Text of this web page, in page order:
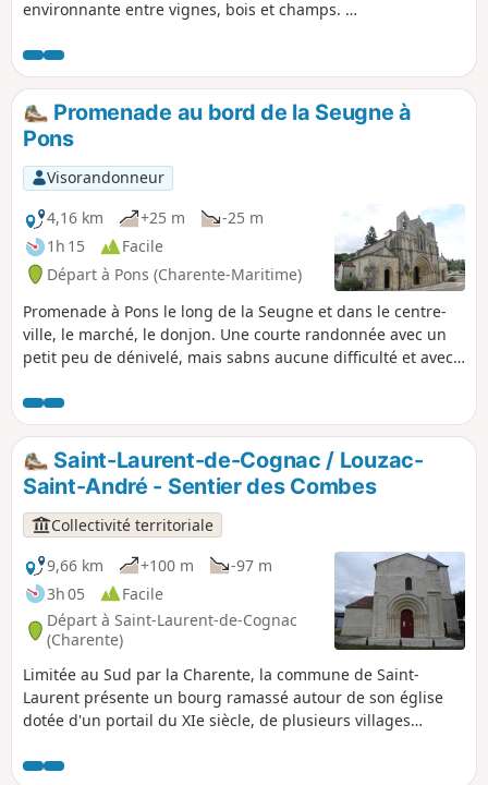
environnante entre vignes, bois et champs. Le
dans la ville de Pons et d'en saisir les divers
aspects avec pour point d'orgue son
esplanande, son château et son donjon.
Promenade au bord de la Seugne à
Pons
Visorandonneur
4,16 km
+25 m
-25 m
1h 15
Facile
Départ à Pons (Charente-Maritime)
Promenade à Pons le long de la Seugne et dans le centre-
ville, le marché, le donjon. Une courte randonnée avec un
petit peu de dénivelé, mais sabns aucune difficulté et avec
Saint-Laurent-de-Cognac / Louzac-
Saint-André - Sentier des Combes
Collectivité territoriale
9,66 km
+100 m
-97 m
3h 05
Facile
Départ à Saint-Laurent-de-Cognac
(Charente)
Limitée au Sud par la Charente, la commune de Saint-
Laurent présente un bourg ramassé autour de son église
dotée d'un portail du XIe siècle, de plusieurs villages
fermes et des logis isolés.